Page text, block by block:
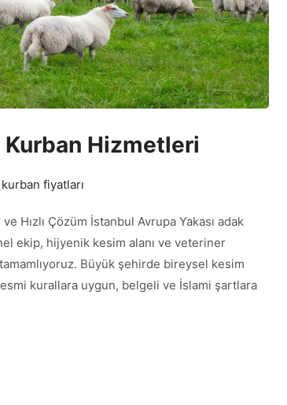
Kurban Hizmetleri
kurban fiyatları
Hızlı Çözüm İstanbul Avrupa Yakası adak
ekip, hijyenik kesim alanı ve veteriner
Büyük şehirde bireysel kesim
kurallara uygun, belgeli ve İslami şartlara